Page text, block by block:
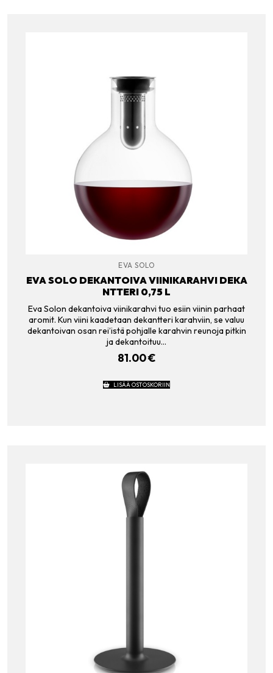
EVA SOLO
EVA SOLO DEKANTOIVA VIINIKARAHVI DEKA
NTTERI 0,75 L
Eva Solon dekantoiva viinikarahvi tuo esiin viinin parhaat
aromit. Kun viini kaadetaan dekantteri karahviin, se valuu
dekantoivan osan rei’istä pohjalle karahvin reunoja pitkin
ja dekantoituu…
81.00€
LISÄÄ OSTOSKORIIN